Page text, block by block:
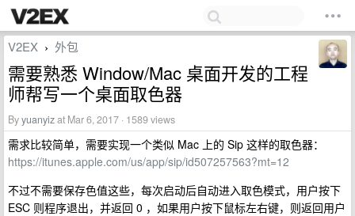
V2EX › 外包
需要熟悉 Window/Mac 桌面开发的工程
师帮写一个桌面取色器
Byyuanyizat Mar 6, 2017 · 1589 views
需求比较简单，需要实现一个类似 Mac 上的 Sip 这样的取色器：
https://itunes.apple.com/us/app/sip/id507257563?mt=12
不过不需要保存色值这些，每次启动后自动进入取色模式，用户按下
ESC 则程序退出，并返回 0 ，如果用户按下鼠标左右键，则返回用户